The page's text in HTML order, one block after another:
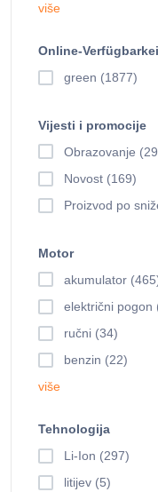
više
Online-
green (1877)
Vijesti i promocije
Obrazovanje
Novost (169)
Proizvod po
Motor
akumulator
električni pogon
ručni (34)
benzin (22)
više
Tehnologija
Li-Ion (297)
litijev (5)